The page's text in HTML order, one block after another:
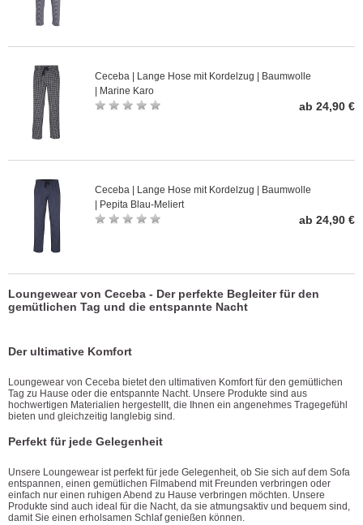
Ceceba | Lange Hose mit Kordelzug | Baumwolle
| Marine Karo
ab 24,90 €
Ceceba | Lange Hose mit Kordelzug | Baumwolle
| Pepita Blau-Meliert
ab 24,90 €
Loungewear von Ceceba - Der perfekte Begleiter für den
gemütlichen Tag und die entspannte Nacht
Der ultimative Komfort
Loungewear von Ceceba bietet den ultimativen Komfort für den gemütlichen
Tag zu Hause oder die entspannte Nacht. Unsere Produkte sind aus
hochwertigen Materialien hergestellt, die Ihnen ein angenehmes Tragegefühl
bieten und gleichzeitig langlebig sind.
Perfekt für jede Gelegenheit
Unsere Loungewear ist perfekt für jede Gelegenheit, ob Sie sich auf dem Sofa
entspannen, einen gemütlichen Filmabend mit Freunden verbringen oder
einfach nur einen ruhigen Abend zu Hause verbringen möchten. Unsere
Produkte sind auch ideal für die Nacht, da sie atmungsaktiv und bequem sind,
damit Sie einen erholsamen Schlaf genießen können.